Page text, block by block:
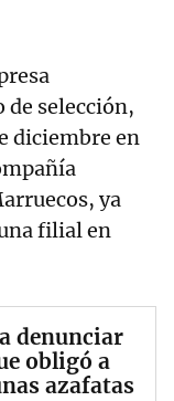
de selección,
diciembre en
ya
filial en
denunciar
obligó a
azafatas